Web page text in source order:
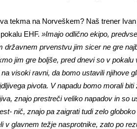
tekma na Norveškem? Naš trener
EHF. »Imajo odlično ekipo,
državnem prvenstvu jim sicer ne gre
jim gre boljše, pred dnevi so v pokalu
visoki ravni, da bomo ustavili njihove
pivota. V napadu bomo morali
znajo prestreči veliko napadov in so
nič, znajo pa zaigrati tudi zelo
v glavnem težje nasprotnike, zato po